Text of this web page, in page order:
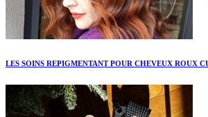
LES SOINS REPIGMENTANT POUR CHEVEUX ROUX